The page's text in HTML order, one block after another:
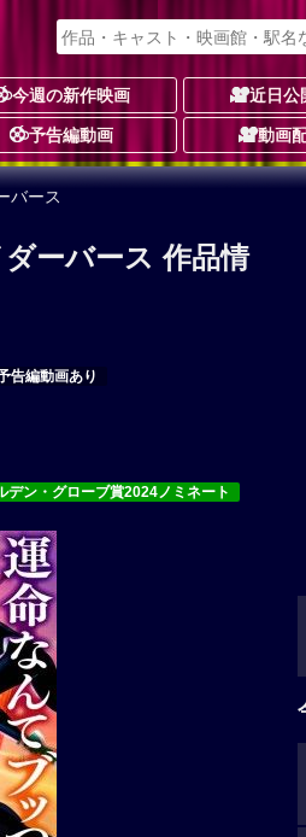
今週の新作映画 近日公
予告編動画 動画
バース
ーバース 作品情
告編動画あり
デン・グローブ賞2024ノミネート